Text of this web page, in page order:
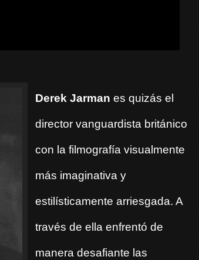
Derek Jarman es quizás el
director vanguardista británico
con la filmografía visualmente
más imaginativa y
estilísticamente arriesgada. A
través de ella enfrentó de
manera desafiante las